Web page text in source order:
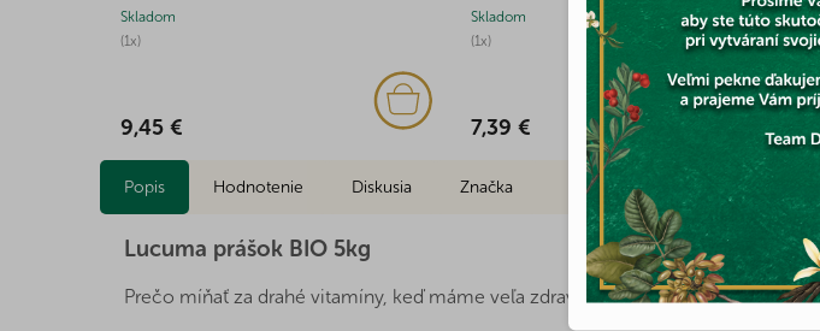
(1x)
Skladom
9,45 €
(1x)
Skladom
7,39 €
Popis Hodnotenie Diskusia Značka
Lucuma prášok BIO 5kg
Prečo míňať za drahé vitamíny, keď máme veľa zdravých potravín na dosah?